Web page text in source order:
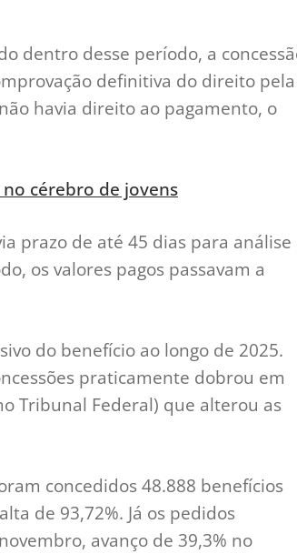
dentro desse período, a
definitiva do direito pela
havia direito ao pagamento, o
cérebro de jovens
prazo de até 45 dias para análise
os valores pagos passavam a
do benefício ao longo de 2025.
praticamente dobrou em
Tribunal Federal) que alterou as
concedidos 48.888 benefícios
de 93,72%. Já os pedidos
avanço de 39,3% no